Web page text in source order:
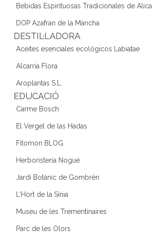
Bebidas Espirituosas Tradicionales de
DOP Azafran de la Mancha
DESTIL·LADORA
Aceites esenciales ecológicos Labiatae
Alcarria Flora
Aroplantas S.L.
EDUCACIÓ
Carme Bosch
El Vergel de las Hadas
Fitomon BLOG
Herboristeria Nogué
Jardí Botànic de Gombrèn
L'Hort de la Sínia
Museu de les Trementinaires
Parc de les Olors